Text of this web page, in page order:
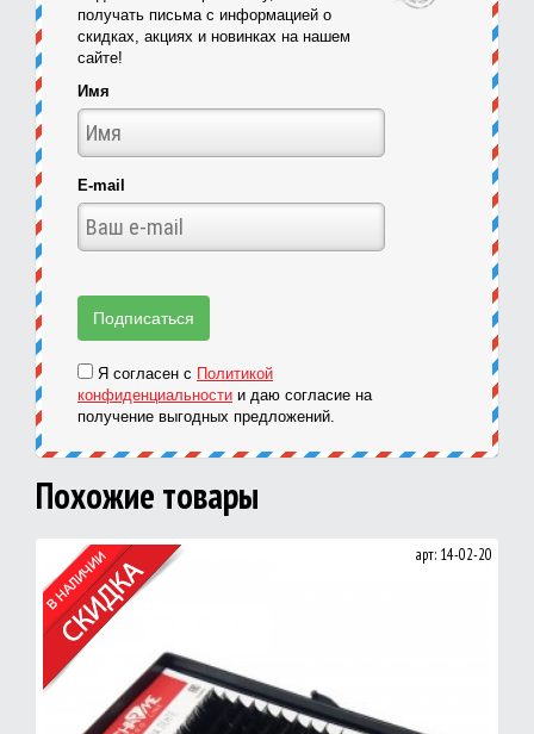
получать письма с информацией о
скидках, акциях и новинках на нашем
сайте!
Имя
E-mail
Я согласен с Политикой
конфиденциальности и даю согласие на
получение выгодных предложений.
Похожие товары
арт: 14-02-20